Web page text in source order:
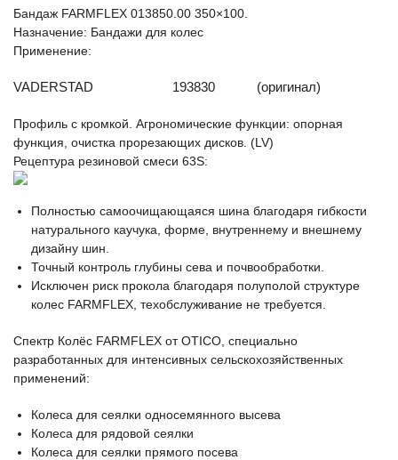
Бандаж FARMFLEX 013850.00 350×100.
Назначение: Бандажи для колес
Применение:
VADERSTAD 193830 (оригинал)
Профиль с кромкой. Агрономические функции: опорная
функция, очистка прорезающих дисков. (LV)
Рецептура резиновой смеси 63S:
Полностью самоочищающаяся шина благодаря гибкости
натурального каучука, форме, внутреннему и внешнему
дизайну шин.
Точный контроль глубины сева и почвообработки.
Исключен риск прокола благодаря полуполой структуре
колес FARMFLEX, техобслуживание не требуется.
Спектр Колёс FARMFLEX от OTICO, специально
разработанных для интенсивных сельскохозяйственных
применений:
Колеса для сеялки односемянного высева
Колеса для рядовой сеялки
Колеса для сеялки прямого посева